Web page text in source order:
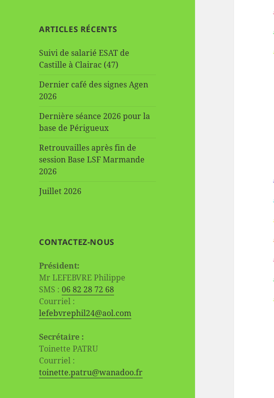
ARTICLES RÉCENTS
Suivi de salarié ESAT de
Castille à Clairac (47)
Dernier café des signes Agen
2026
Dernière séance 2026 pour la
base de Périgueux
Retrouvailles après fin de
session Base LSF Marmande
2026
Juillet 2026
CONTACTEZ-NOUS
Président:
Mr LEFEBVRE Philippe
SMS :06 82 28 72 68
Courriel :
lefebvrephil24@aol.com
Secrétaire :
Toinette PATRU
Courriel :
toinette.patru@wanadoo.fr